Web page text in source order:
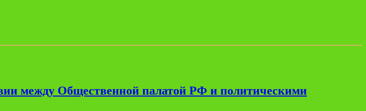
между Общественной палатой РФ и политическими